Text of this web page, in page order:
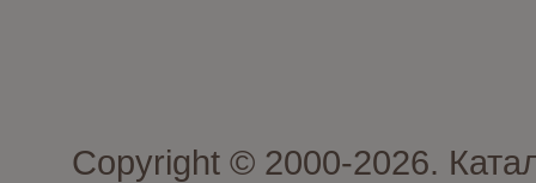
Copyright © 2000-2026.